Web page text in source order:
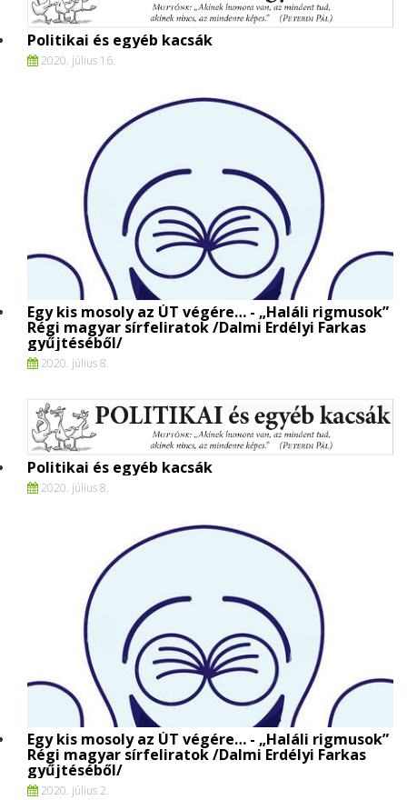
Politikai és egyéb kacsák
2020. július 16.
Egy kis mosoly az ÚT végére… - „Haláli rigmusok”
Régi magyar sírfeliratok /Dalmi Erdélyi Farkas
gyűjtéséből/
2020. július 8.
Politikai és egyéb kacsák
2020. július 8.
Egy kis mosoly az ÚT végére… - „Haláli rigmusok”
Régi magyar sírfeliratok /Dalmi Erdélyi Farkas
gyűjtéséből/
2020. július 2.